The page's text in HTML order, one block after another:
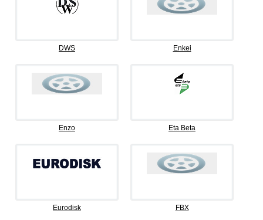
DWS Enkei
Enzo Eta Beta
Eurodisk FBX